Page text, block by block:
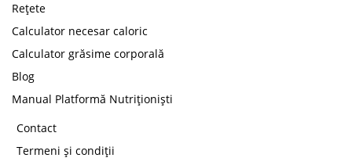
Rețete
Calculator necesar caloric
Calculator grăsime corporală
Blog
Manual Platformă Nutriționiști
Contact
Termeni și condiții